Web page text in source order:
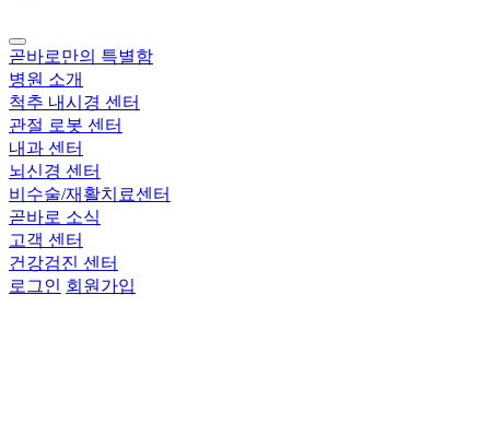
곧바로만의 특별함
병원 소개
척추 내시경 센터
관절 로봇 센터
내과 센터
뇌신경 센터
비수술/재활치료센터
곧바로 소식
고객 센터
건강검진 센터
로그인 회원가입